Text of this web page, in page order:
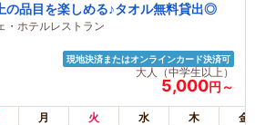
の品目を楽しめる♪タオル無料貸出◎
・ホテルレストラン
現地決済またはオンラインカード決済可
大人（中学生以上）
5,000円～
月 火 水 木 金